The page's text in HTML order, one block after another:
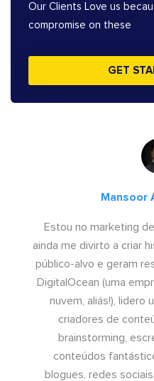
Our Clients Love us
compromise on these
GET
Mansoor
Estou no marketing
ainda me divirto a criar
público-alvo e geram
DigitalOcean (uma
nuvem, aliás!), lidero
criadores de
brainstorming,
conteúdos
blogues, redes